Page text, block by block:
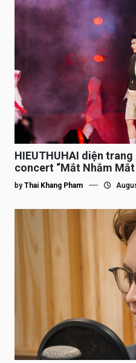
HIEUTHUHAI diện
concert “Mắt Nhắm Mắt
by Thai Khang Pham